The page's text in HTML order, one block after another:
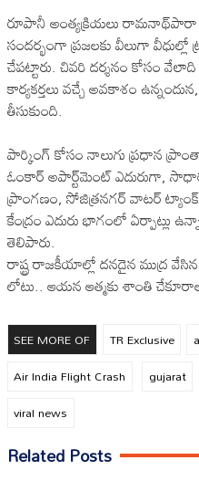
రూపానీ అంత్యక్రియలు రామనాథ్‌పారా
సందర్భంగా ప్రజలకు వీలుగా
చేపట్టారు. చివరి దర్శనం కోసం
కార్యకర్తలు వచ్చే అవకాశం
తీసుకుంది.
పార్కింగ్ కోసం నాలుగు ప్రధాన
ఓంకార్ అపార్ట్‌మెంట్ ఎదురుగా,
ప్రాంగణం, సోజిత్రనగర్ వాటర్
కేంద్రం ఎదురు భాగంలో
తెలిపారు.
రాష్ట్ర రాజకీయాల్లో దనదైన ముద్ర
లోటు.. ఆయన ఆత్మకు శాంతి చేకూరాలని
SEE MORE OF TR Exclusive
Air India Flight Crash
gujarat
viral news
Related Posts